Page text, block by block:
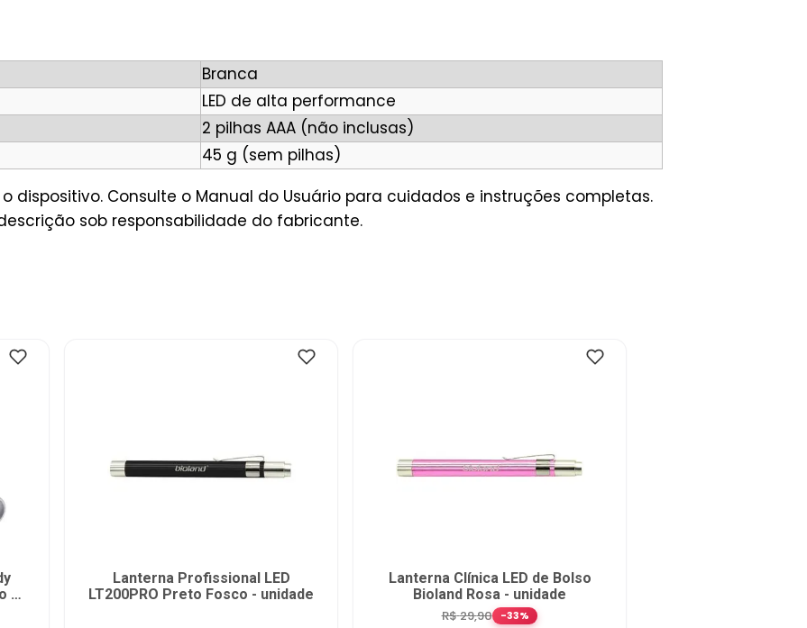
Branca
LED de alta performance
2 pilhas AAA (não inclusas)
45 g (sem pilhas)
dispositivo. Consulte o Manual do Usuário para cuidados e instruções completas.
sob responsabilidade do fabricante.
Lanterna Profissional LED
LT200PRO Preto Fosco - unidade
Lanterna Clínica LED de Bolso
Bioland Rosa - unidade
R$29,90 -33%